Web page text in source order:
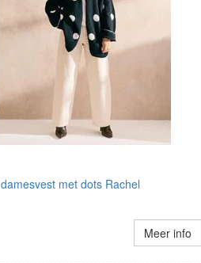
damesvest met dots Rachel
Meer info